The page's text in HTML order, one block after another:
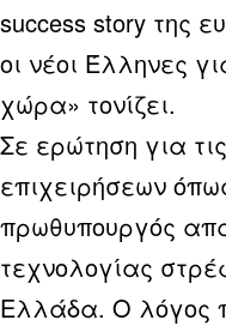
success story της
οι νέοι Έλληνες
χώρα» τονίζει.
Σε ερώτηση για
επιχειρήσεων
πρωθυπουργός
τεχνολογίας
Ελλάδα. Ο λόγος